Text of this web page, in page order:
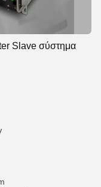
Slave σύστημα